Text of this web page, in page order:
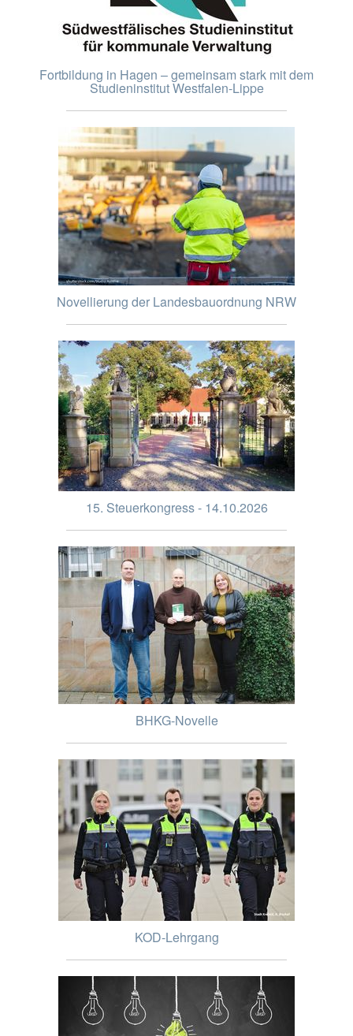
Fortbildung in Hagen – gemeinsam stark mit dem
Studieninstitut Westfalen-Lippe
Novellierung der Landesbauordnung NRW
15. Steuerkongress - 14.10.2026
BHKG-Novelle
KOD-Lehrgang